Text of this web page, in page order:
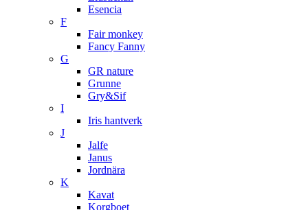
Esencia
F
Fair monkey
Fancy Fanny
G
GR nature
Grunne
Gry&Sif
I
Iris hantverk
J
Jalfe
Janus
Jordnära
K
Kavat
Korgboet